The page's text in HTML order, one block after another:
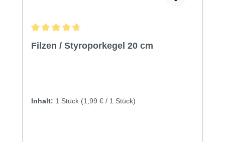
Filzen / Styroporkegel 20 cm
Inhalt: 1 Stück (1,99 € / 1 Stück)